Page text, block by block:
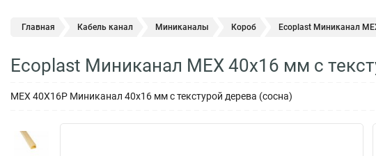
Главная Кабель канал Миниканалы Короб Ecoplast Миниканал
Ecoplast Миниканал МЕХ 40х16 мм с
MEX 40Х16Р Миниканал 40х16 мм с текстурой дерева (сосна)